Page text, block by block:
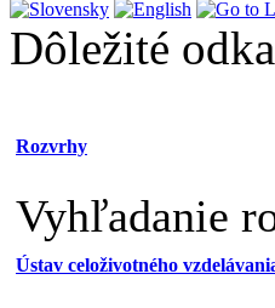
Dôležité
Rozvrhy
Vyhľadanie
Ústav celoživotného